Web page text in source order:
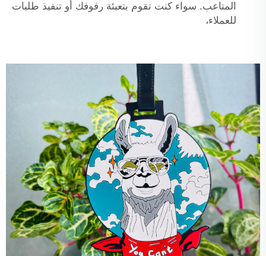
المتاعب. سواء كنت تقوم بتعبئة رفوفك أو تنفيذ طلبات
للعملاء،